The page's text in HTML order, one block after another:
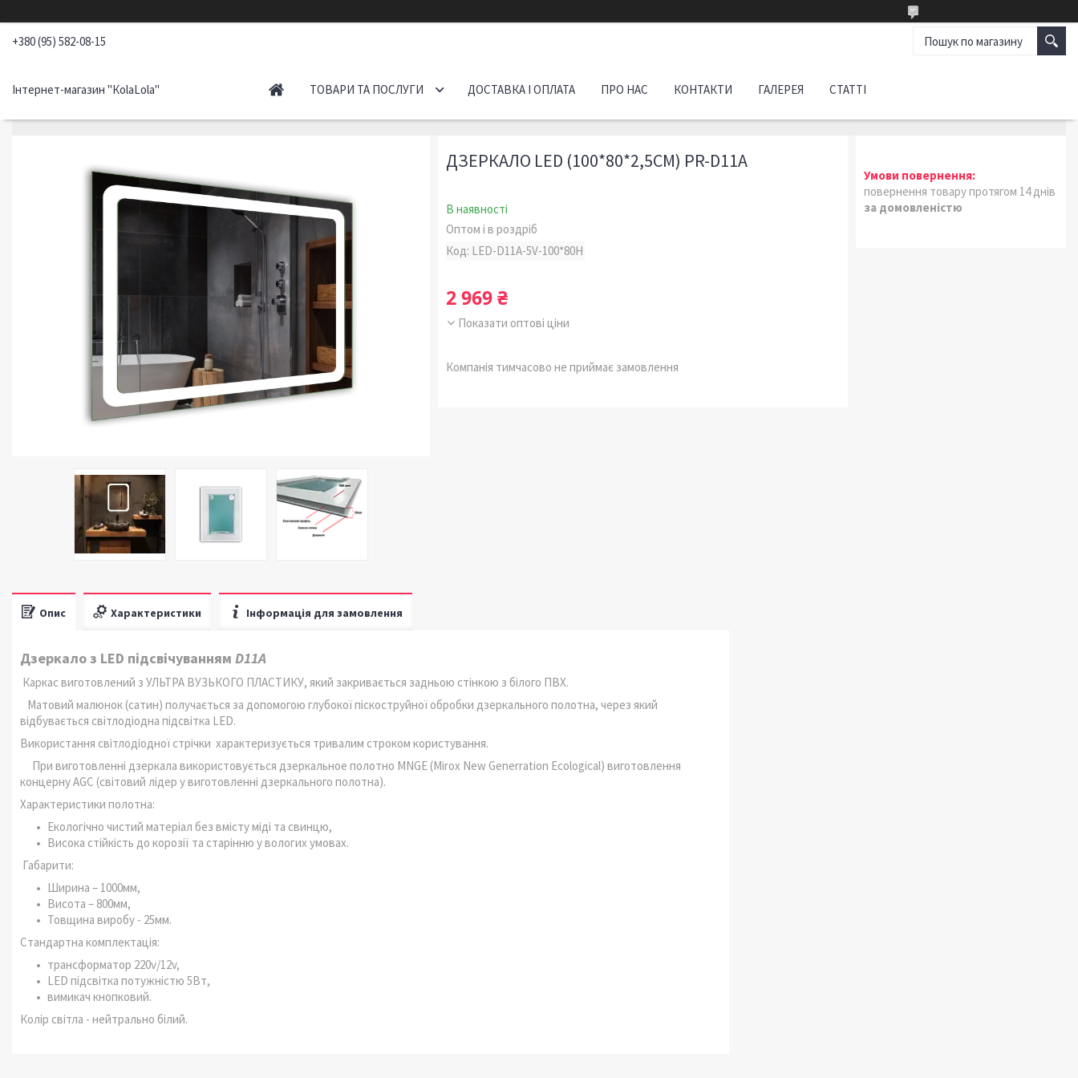
+380 (95) 582-08-15
Інтернет-магазин "КоlaLola" ТОВАРИ ТА ПОСЛУГИ ДОСТАВКА І ОПЛАТА ПРО НАС КОНТАКТИ ГАЛЕРЕЯ СТАТТІ
ДЗЕРКАЛО LED (100*80*2,5СМ) PR-D11A
В наявності
Оптом і в роздріб
Код: LED-D11A-5V-100*80H
2 969 ₴
Показати оптові ціни
Компанія тимчасово не приймає замовлення
повернення товару протягом 14 днів
за домовленістю
Опис Характеристики Інформація для замовлення
Дзеркало з LED підсвічуванням D11A
Каркас виготовлений з УЛЬТРА ВУЗЬКОГО ПЛАСТИКУ, який закривається задньою стінкою з білого ПВХ.
Матовий малюнок (сатин) получається за допомогою глубокої піскоструйної обробки дзеркального полотна, через який
відбувається світлодіодна підсвітка LED.
Використання світлодіодної стрічки характеризується тривалим строком користування.
При виготовленні дзеркала використовується дзеркальное полотно MNGE (Mirox New Generration Ecological) виготовлення
концерну AGC (світовий лідер у виготовленні дзеркального полотна).
Характеристики полотна:
Екологічно чистий матеріал без вмісту міді та свинцю,
Висока стійкість до корозії та старінню у вологих умовах.
Габарити:
Ширина – 1000мм,
Висота – 800мм,
Товщина виробу - 25мм.
Стандартна комплектація:
трансформатор 220v/12v,
LED підсвітка потужністю 5Вт,
вимикач кнопковий.
Колір світла - нейтрально білий.